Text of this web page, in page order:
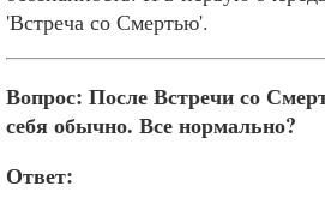
'Встреча со Смертью'.
Вопрос: После Встречи со
себя обычно. Все нормально?
Ответ: